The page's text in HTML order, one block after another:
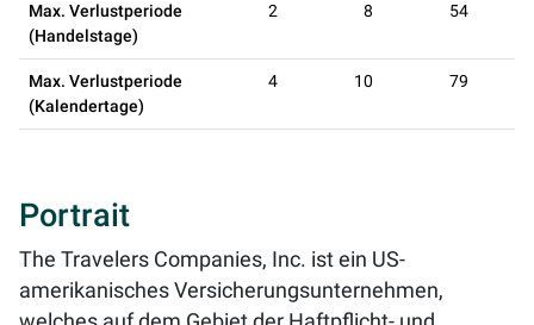
Max. Verlustperiode
(Handelstage)
2 8 54
Max. Verlustperiode
(Kalendertage)
4 10 79
Portrait
The Travelers Companies, Inc. ist ein US-
amerikanisches Versicherungsunternehmen,